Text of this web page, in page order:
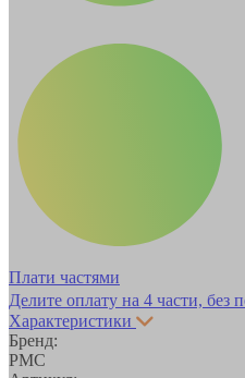
Плати частями
Делите оплату на 4 части, без
Характеристики
Бренд:
РМС